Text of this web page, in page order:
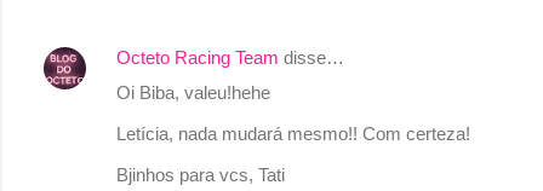
Octeto Racing Team disse…
Oi Biba, valeu!hehe
Letícia, nada mudará mesmo!! Com certeza!
Bjinhos para vcs, Tati